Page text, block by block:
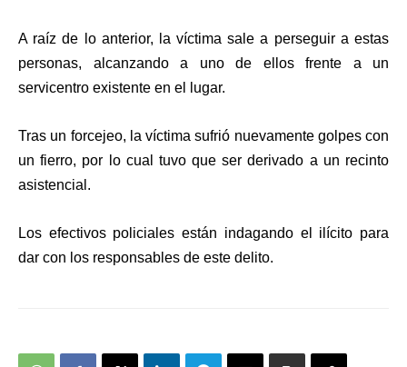
A raíz de lo anterior, la víctima sale a perseguir a estas
personas, alcanzando a uno de ellos frente a un
servicentro existente en el lugar.
Tras un forcejeo, la víctima sufrió nuevamente golpes con
un fierro, por lo cual tuvo que ser derivado a un recinto
asistencial.
Los efectivos policiales están indagando el ilícito para
dar con los responsables de este delito.